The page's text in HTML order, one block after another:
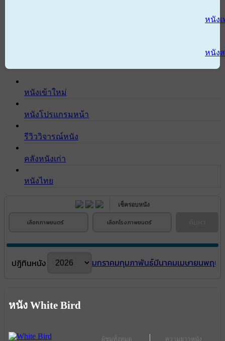
หนังเ
หนัง
หนังเข้าใหม่
หนังโปรแกรมหน้า
รีวิววิจารณ์หนัง
คลังหนังเก่า
หนังไทย
เช็ครอบหนัง
เลือกภาพยนตร์ เลือกโรงภาพยนตร์
ปฎิทินหนัง มกราคมกุมภาพันธ์มีนาคมเมษายนพฤษ
ผู้ชมทั้งหมด ความยาวหนัง
หนัง White Bird